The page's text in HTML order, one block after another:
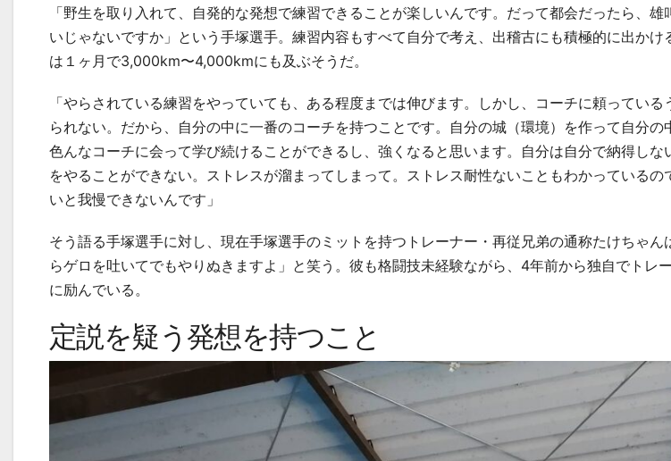
「野生を取り入れて、自発的な発想で練習できることが楽しいんです。だって都会だったら、
いじゃないですか」という手塚選手。練習内容もすべて自分で考え、出稽古にも積極的に出か
は１ヶ月で3,000km〜4,000kmにも及ぶそうだ。
「やらされている練習をやっていても、ある程度までは伸びます。しかし、コーチに頼っている
られない。だから、自分の中に一番のコーチを持つことです。自分の城（環境）を作って自分の
色んなコーチに会って学び続けることができるし、強くなると思います。自分は自分で納得しな
をやることができない。ストレスが溜まってしまって。ストレス耐性ないこともわかっているの
いと我慢できないんです」
そう語る手塚選手に対し、現在手塚選手のミットを持つトレーナー・再従兄弟の通称たけちゃん
らゲロを吐いてでもやりぬきますよ」と笑う。彼も格闘技未経験ながら、 4年前から独自でトレ
に励んでいる。
定説を疑う発想を持つこと